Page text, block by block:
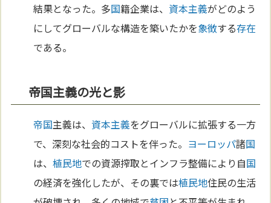
結果となった。多国籍企業は、 資本主義がどのよう
にしてグローバルな構造を築いたかを象徴する存在
である。
帝国主義の光と影
帝国主義は、 資本主義をグローバルに拡張する一方
で、深刻な社会的コストを伴った。 ヨーロッパ諸国
は、植民地での資源搾取とインフラ整備により自国
の経済を強化したが、その裏では植民地住民の生活